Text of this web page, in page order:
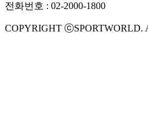
전화번호 : 02-2000-1800
COPYRIGHT ⓒSPORTWORLD.